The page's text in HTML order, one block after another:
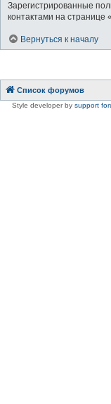
Зарегистрированные
контактами на
Вернуться к началу
Список форумов
Style developer by support